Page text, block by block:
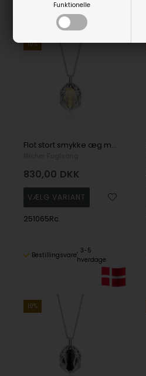
Funktionelle
19%
Flot stort smykke æg med Lemonkvarts i sølv fra Blicher Fuglsang
830,00 DKK
251065Rc
Bestillingsvare
3-5
hverdage
19%